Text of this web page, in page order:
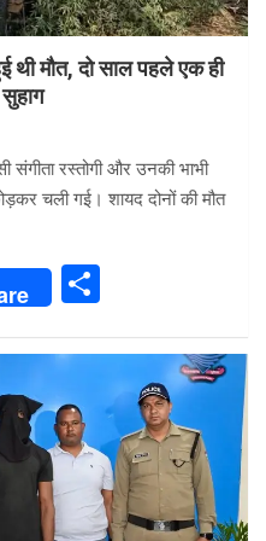
थी मौत, दो साल पहले एक ही
संगीता रस्तोगी और उनकी भाभी
चली गई। शायद दोनों की मौत
ar
e